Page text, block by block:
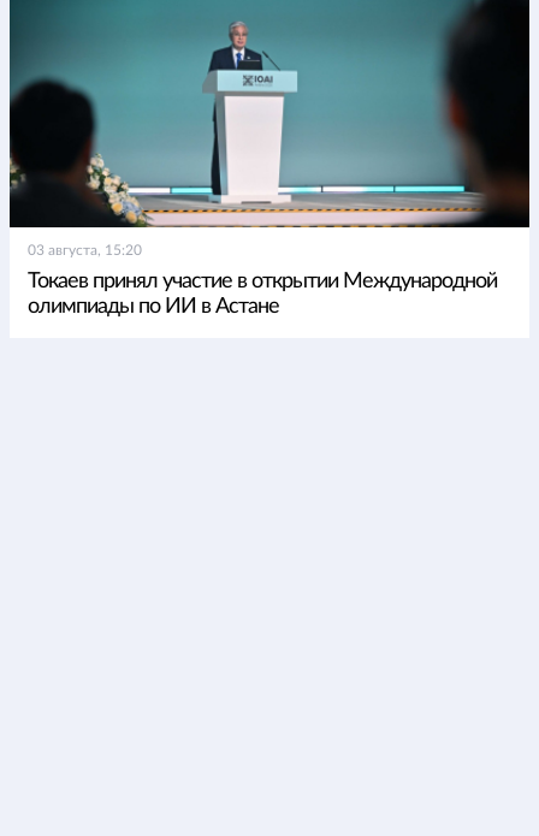
03 августа, 15:20
Токаев принял участие в открытии Международной
олимпиады по ИИ в Астане